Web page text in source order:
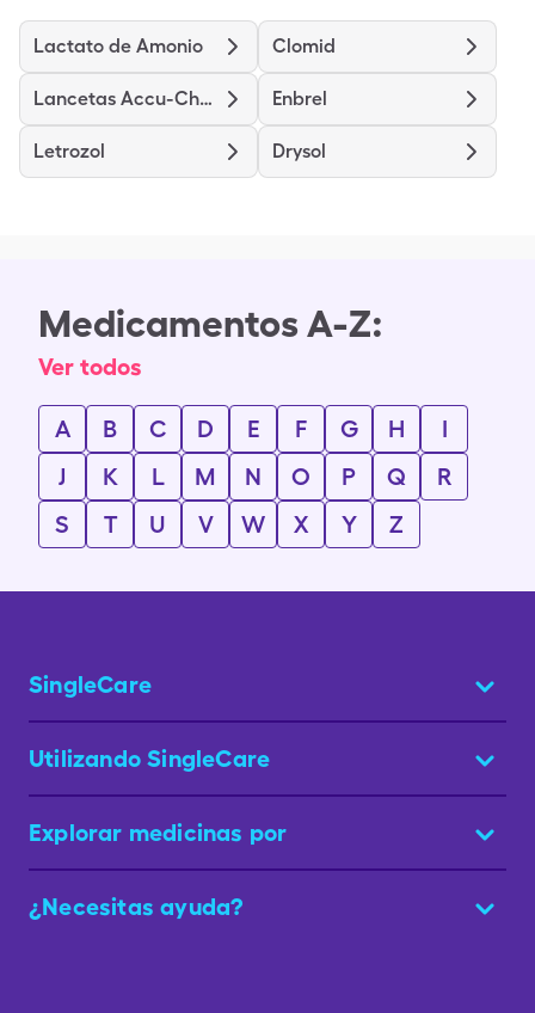
Lactato de Amonio Clomid
Lancetas Accu-Chek Softclix Enbrel
Letrozol Drysol
Medicamentos A-Z:
Ver todos
A B C D E F G H
I
J
K L M N O P Q
R
S
T U V W X Y Z
SingleCare
Utilizando SingleCare
Explorar medicinas por
¿Necesitas ayuda?